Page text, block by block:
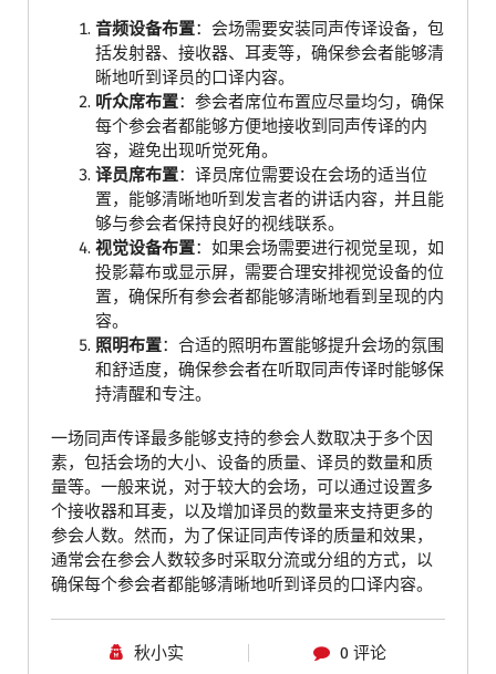
音频设备布置：会场需要安装同声传译设备，包
括发射器、接收器、耳麦等，确保参会者能够清
晰地听到译员的口译内容。
听众席布置：参会者席位布置应尽量均匀，确保
每个参会者都能够方便地接收到同声传译的内
容，避免出现听觉死角。
译员席布置：译员席位需要设在会场的适当位
置，能够清晰地听到发言者的讲话内容，并且能
够与参会者保持良好的视线联系。
视觉设备布置：如果会场需要进行视觉呈现，如
投影幕布或显示屏，需要合理安排视觉设备的位
置，确保所有参会者都能够清晰地看到呈现的内
容。
照明布置：合适的照明布置能够提升会场的氛围
和舒适度，确保参会者在听取同声传译时能够保
持清醒和专注。
一场同声传译最多能够支持的参会人数取决于多个因
素，包括会场的大小、设备的质量、译员的数量和质
量等。一般来说，对于较大的会场，可以通过设置多
个接收器和耳麦，以及增加译员的数量来支持更多的
参会人数。然而，为了保证同声传译的质量和效果，
通常会在参会人数较多时采取分流或分组的方式，以
确保每个参会者都能够清晰地听到译员的口译内容。
秋小实 0 评论